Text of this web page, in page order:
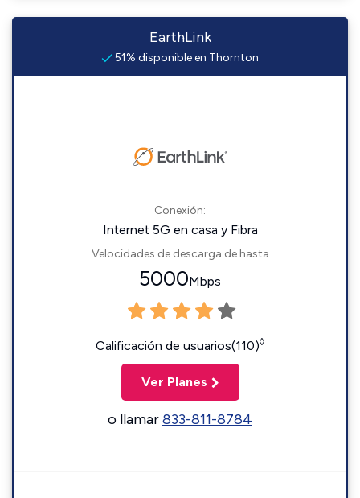
EarthLink
51% disponible en Thornton
Conexión:
Internet 5G en casa y Fibra
Velocidades de descarga de hasta
5000Mbps
Calificación de usuarios(110)◊
Ver Planes
o llamar833-811-8784